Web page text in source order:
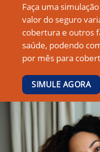
Faça uma
valor do seguro
cobertura e outros
saúde, podendo
por mês para
SIMULE AGORA